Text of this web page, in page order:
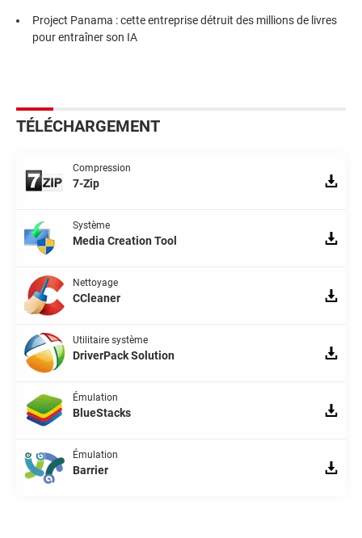
Project Panama : cette entreprise détruit des millions de livres
pour entraîner son IA
TÉLÉCHARGEMENT
Compression
7-Zip
Système
Media Creation Tool
Nettoyage
CCleaner
Utilitaire système
DriverPack Solution
Émulation
BlueStacks
Émulation
Barrier